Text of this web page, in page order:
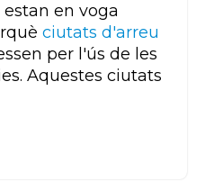
en voga
ciutats d'arreu
per l'ús de les
Aquestes ciutats